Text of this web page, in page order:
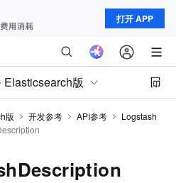
打开 APP
版
版 开发参考 API参考
Logstash